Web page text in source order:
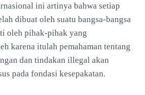
ini artinya bahwa setiap
dibuat oleh suatu bangsa-bangsa
oleh pihak-pihak yang
karena itulah pemahaman tentang
dan tindakan illegal akan
pada fondasi kesepakatan.